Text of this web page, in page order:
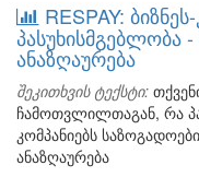
RESPAY:
ანაზღაურება
შეკითხვის ტექსტი:
ჩამოთვლილთაგან, რა
კომპანიებს
ანაზღაურება